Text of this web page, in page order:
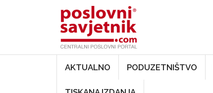
AKTUALNO PODUZETNIŠTVO